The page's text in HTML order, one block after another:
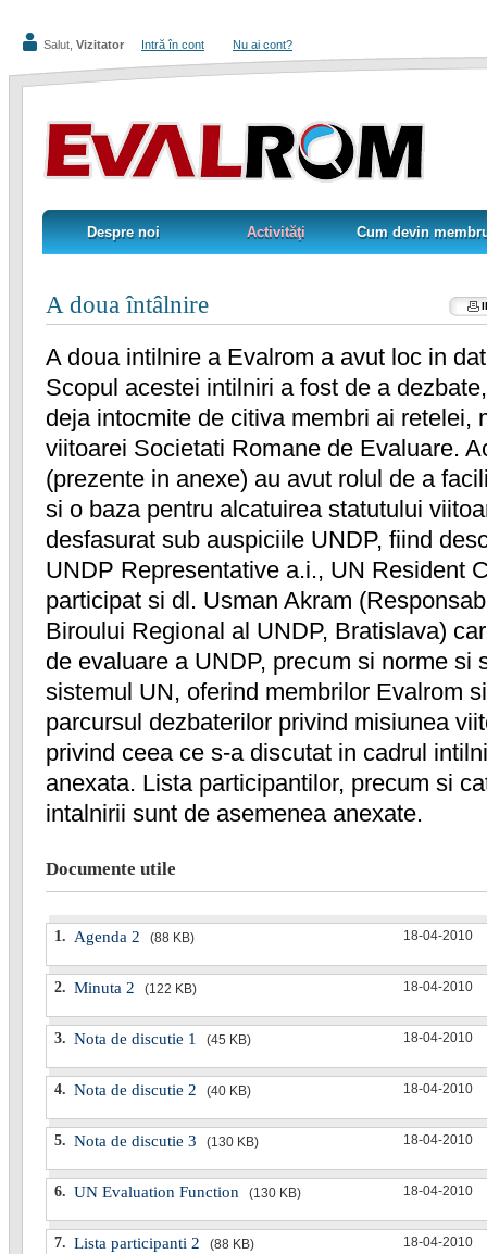
Salut, Vizitator Intră în cont Nu ai cont?
Despre noi
Despre noi Activităţi
Activităţi Cum devin
Cum devin
A doua întâlnire
A doua intilnire a Evalrom a avut loc in
Scopul acestei intilniri a fost de a
deja intocmite de citiva membri ai retelei,
viitoarei Societati Romane de Evaluare.
(prezente in anexe) au avut rolul de a
si o baza pentru alcatuirea statutului
desfasurat sub auspiciile UNDP, fiind
UNDP Representative a.i., UN Resident
participat si dl. Usman Akram
Biroului Regional al UNDP, Bratislava)
de evaluare a UNDP, precum si norme si
sistemul UN, oferind membrilor Evalrom
parcursul dezbaterilor privind misiunea
privind ceea ce s-a discutat in cadrul
anexata. Lista participantilor, precum si
intalnirii sunt de asemenea anexate.
Documente utile
1. Agenda 2 (88 KB) 18-04-2010
2. Minuta 2 (122 KB) 18-04-2010
3. Nota de discutie 1 (45 KB) 18-04-2010
4. Nota de discutie 2 (40 KB) 18-04-2010
5. Nota de discutie 3 (130 KB) 18-04-2010
6. UN Evaluation Function (130 KB) 18-04-2010
7. Lista participanti 2 (88 KB) 18-04-2010